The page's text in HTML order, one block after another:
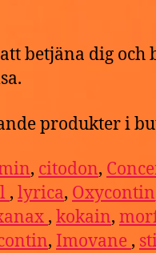
betjäna dig
produkter i
, citodon,
, lyrica, Oxycontin
, kokain,
, Imovane ,